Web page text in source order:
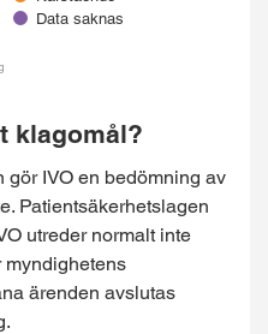
Data saknas
klagomål?
gör IVO en bedömning av
Patientsäkerhetslagen
utreder normalt inte
myndighetens
ärenden avslutas